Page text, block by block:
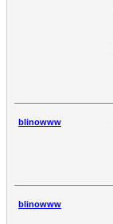
blinowww
blinowww